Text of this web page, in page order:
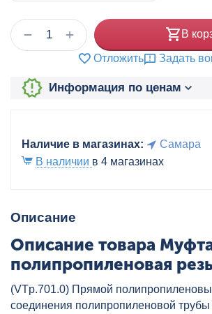
+
− В
Отложить Задать
Информация по ценам
Наличие в магазинах:
Самара
В наличии в 4 магазинах
Описание
Описание товара
полипропиленовая
металлической НР
VALTEC, артикул:
(VTp.701.0) Прямой
соединения полипропиленовой трубы